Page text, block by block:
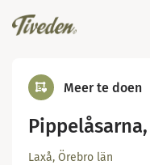
Meer te doen
Laxå, Örebro län